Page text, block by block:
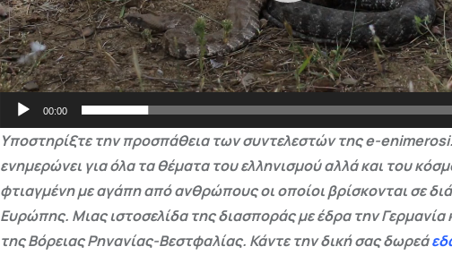
00:00
Υποστηρίξτε την προσπάθεια των συντελεστών της e-
ενημερώνει για όλα τα θέματα του ελληνισμού αλλά και του
φτιαγμένη με αγάπη από ανθρώπους οι οποίοι βρίσκονται σε
Ευρώπης. Μιας ιστοσελίδα της διασποράς με έδρα την Γερμανία
της Βόρειας Ρηνανίας-Βεστφαλίας. Κάντε την δική σας δωρεά